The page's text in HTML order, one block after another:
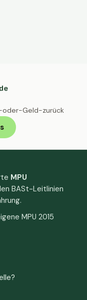
oder-Geld-zurück
MPU
BASt-Leitlinien
MPU 2015